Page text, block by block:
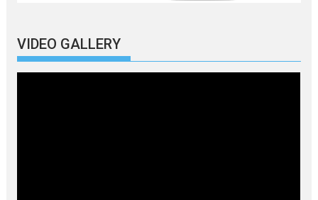
VIDEO GALLERY